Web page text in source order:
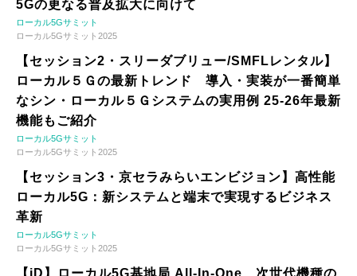
5Gの更なる普及拡大に向けて
ローカル5Gサミット
ローカル5Gサミット2025
【セッション2・スリーダブリュー/SMFLレンタル】
ローカル５Ｇの最新トレンド 導入・実装が一番簡単
なシン・ローカル５Ｇシステムの実用例 25-26年最新
機能もご紹介
ローカル5Gサミット
ローカル5Gサミット2025
【セッション3・京セラみらいエンビジョン】高性能
ローカル5G：新システムと端末で実現するビジネス
革新
ローカル5Gサミット
ローカル5Gサミット2025
【iD】ローカル5G基地局 All-In-One、次世代機種の